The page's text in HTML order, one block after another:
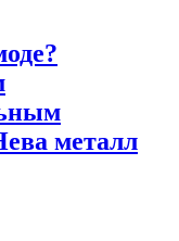
металл